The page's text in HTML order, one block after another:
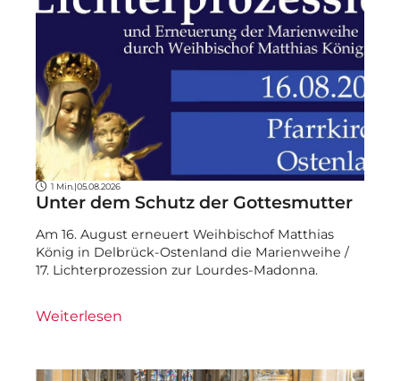
1 Min. |05.08.2026
Unter dem Schutz der Gottesmutter
Am 16. August erneuert Weihbischof Matthias
König in Delbrück-Ostenland die Marienweihe /
17. Lichterprozession zur Lourdes-Madonna.
Weiterlesen